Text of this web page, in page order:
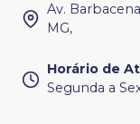
Av.
MG,
Horário de
Segunda a